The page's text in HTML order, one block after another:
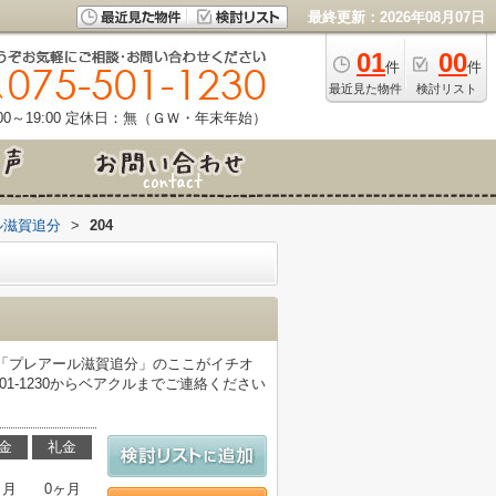
最終更新：2026年08月07日
01件
最近見た物件
00件
検討リスト
～19:00 定休日：無（ＧＷ・年末年始）
賀追分 > 204
プレアール滋賀追分」のここがイチオ
1230からベアクルまでご連絡ください
礼金
0ヶ月